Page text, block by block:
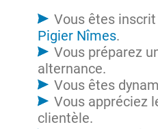
Vous êtes
Pigier Nîmes.
Vous préparez
alternance.
Vous êtes
Vous appréciez
clientèle.